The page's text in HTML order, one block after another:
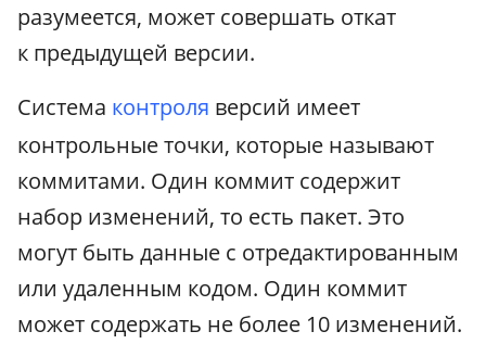
разумеется, может совершать откат
к предыдущей версии.
Система контроля версий имеет
контрольные точки, которые называют
коммитами. Один коммит содержит
набор изменений, то есть пакет. Это
могут быть данные с отредактированным
или удаленным кодом. Один коммит
может содержать не более 10 изменений.